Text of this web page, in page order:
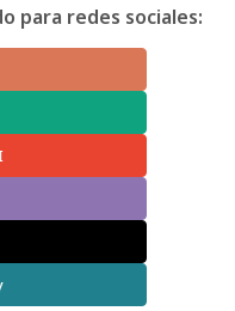
para redes sociales: